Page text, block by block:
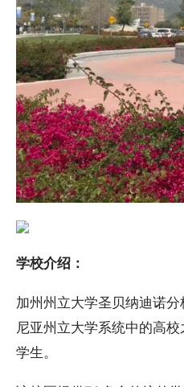
学校介绍：
加州州立大学圣贝纳迪诺
尼亚州立大学系统中的高
学生。